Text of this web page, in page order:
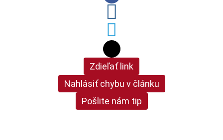
Zdieľať link
Nahlásiť chybu v článku
Pošlite nám tip